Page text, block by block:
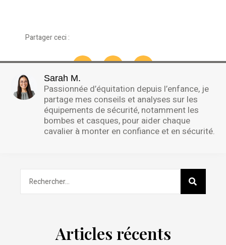
Partager ceci :
Sarah M.
Passionnée d’équitation depuis l’enfance, je
partage mes conseils et analyses sur les
équipements de sécurité, notamment les
bombes et casques, pour aider chaque
cavalier à monter en confiance et en sécurité.
Articles récents